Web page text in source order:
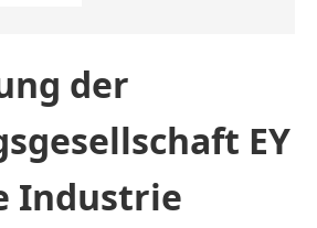
der
EY
Industrie